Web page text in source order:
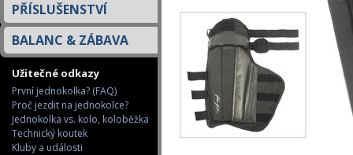
PŘÍSLUŠENSTVÍ
BALANC & ZÁBAVA
Užitečné odkazy
První jednokolka? (FAQ)
Proč jezdit na jednokolce?
Jednokolka vs. kolo, koloběžka
Technický koutek
Kluby a události